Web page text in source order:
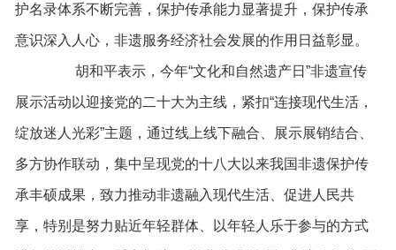
护名录体系不断完善，保护传承能力显著提升，保护传承
意识深入人心，非遗服务经济社会发展的作用日益彰显。
胡和平表示，今年“文化和自然遗产日”非遗宣传
展示活动以迎接党的二十大为主线，紧扣“连接现代生活，
绽放迷人光彩”主题，通过线上线下融合、展示展销结合、
多方协作联动，集中呈现党的十八大以来我国非遗保护传
承丰硕成果，致力推动非遗融入现代生活、促进人民共
享，特别是努力贴近年轻群体、以年轻人乐于参与的方式